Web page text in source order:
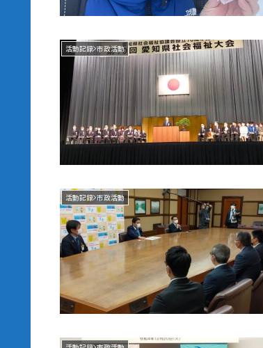
活動記録>市政活動
活動記録>市政活動